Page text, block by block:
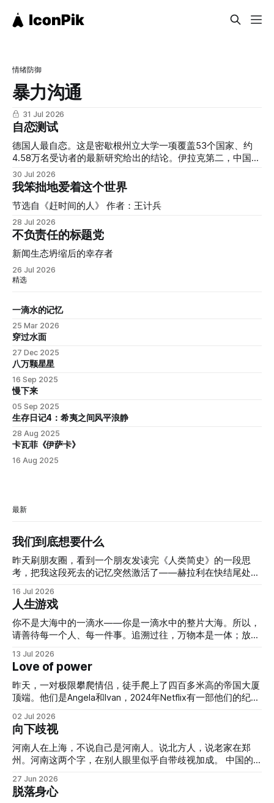
情绪防御
暴力沟通
31 Jul 2026
自恋测试
德国人最自恋。这是密歇根州立大学一项覆盖53个国家、约
4.58万名受访者的最新研究给出的结论。伊拉克第二，中国第
三，尼泊尔第四，韩国第五。而长期被外界视为"自恋文化代
表"的美国，只排在第16位。 我们习惯把"自恋"和美式个人主
义、社交媒体文化、真人秀明星联系在一起，但这份研究提醒
我们：这种联想本身，可能就是一种文化偏见的产物。 自恋
并不是一种会受到欢迎和鼓励的人格，甚至还没被归为人格障
碍时，就已经是一种值得关注的心理问题。它的核心特征是过
度的自我夸大、强烈渴望他人赞美，以及缺乏同理心。而在表
面的优越感背后，往往隐藏着脆弱和对自我价值的不确定。
研究者原本预期，强调集体、和谐、谦逊的文化会培养出更少
自恋的个体，但数据显示恰恰相反：塞内加尔、孟加拉、摩洛
佩得分普遍高于瑞典、丹麦、德国、挪威、芬兰这类个人主义
程度较高的国家（德国总分虽然全球最高，但在个人主义/集
体主义这个维度的分类上，
30 Jul 2026
我笨拙地爱着这个世界
节选自《赶时间的人》 作者：王计兵
28 Jul 2026
不负责任的标题党
新闻生态坍缩后的幸存者
26 Jul 2026
精选
一滴水的记忆
25 Mar 2026
穿过水面
27 Dec 2025
八万颗星星
16 Sep 2025
慢下来
05 Sep 2025
生存日记4：希夷之间风平浪静
28 Aug 2025
卡瓦菲《伊萨卡》
16 Aug 2025
最新
我们到底想要什么
昨天刷朋友圈，看到一个朋友发读完《人类简史》的一段思
考，把我这段死去的记忆突然激活了——赫拉利在快结尾处
者把七万年的历史讲完之后，这个问题留给了读者自己去思
考。 借朋友留下疑问，我也想接着往下想。 进步的代价谁来
付？按照书里的框架：金钱和国家是想象出来的，一旦成型，
连造它的人都控制不住——央行印钱本来是为了稳住经济，印
护着就开始吃人。贪婪一半是基因带的，一半是环境喂出来
的。我一开始觉得赫拉利总得给个刹车的位置吧，看完才发现
根本没打算给。后来想通了，哪有什么刹车，人权、环保、宗
教伦理这些，说到底也是编出来的故事，只不过恰好跟金钱和
来是这套故事压过那套故事，跟谁更清醒没关系。车上压根没
装刹车，装的是好几个司机，一人一个油门，各踩各的。 如
果一切都是想象，痛苦算什么？这个问题有个误解，把需要一
群人一起信才成立的东西,和自己一个人也躲不开的感受，混
在，不信就散了。
16 Jul 2026
人生游戏
你不是大海中的一滴水——你是一滴水中的整片大海。所以，
请善待每一个人、每一件事。追溯过往，万物本是一体；放眼
13 Jul 2026
Love of power
昨天，一对极限攀爬情侣，徒手爬上了四百多米高的帝国大厦
顶端。他们是Angela和Ivan，2024年Netflix有一部他们的纪录
事。这次他们在帝国大厦的顶端挂了条黑底白字的横幅：
When the power of love beats the love of power, the world
knows peace.「当爱的力量战胜对权力的迷恋时，世界才能
迎来和平。」 然后，他们爬到一个稍矮的平台，求婚戴戒
是："When the power of love overcomes the love of
power, the world will know peace"，常年被安在Jimi
02 Jul 2026
向下歧视
河南人在上海，不说自己是河南人。说北方人，说老家在郑
州。河南这两个字，在别人眼里似乎自带歧视加成。 中国的
巴结，往下看是蔑视。香港歧视大陆人，上海人歧视河南人，
郑州人歧视周边县市，城里人歧视农村人。在城市里的农村
27 Jun 2026
脱落身心